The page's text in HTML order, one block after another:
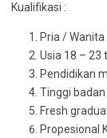
Kualifikasi :
Pria /
Usia 18 – 23
Pendidikan
Tinggi
Fresh
Propesional